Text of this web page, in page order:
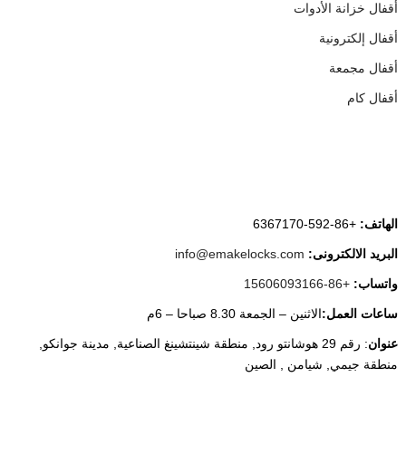
أقفال خزانة الأدوات
أقفال إلكترونية
أقفال مجمعة
أقفال كام
الهاتف: +86-592-6367170
البريد الالكترونى: info@emakelocks.com
واتساب: +86-15606093166
ساعات العمل:الاثنين – الجمعة 8.30 صباحا – 6م
عنوان
: رقم 29 هوشانتو رود, منطقة شينتشينغ الصناعية, مدينة جوانكو,
منطقة جيمي, شيامن , الصين